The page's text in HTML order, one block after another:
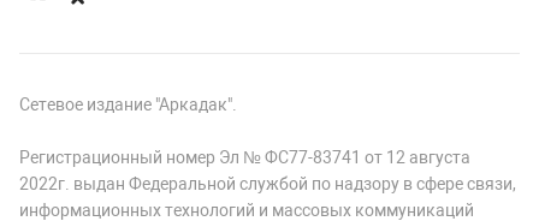
Сетевое издание "Аркадак".
Регистрационный номер Эл № ФС77-83741 от 12 августа
2022г. выдан Федеральной службой по надзору в сфере связи,
информационных технологий и массовых коммуникаций